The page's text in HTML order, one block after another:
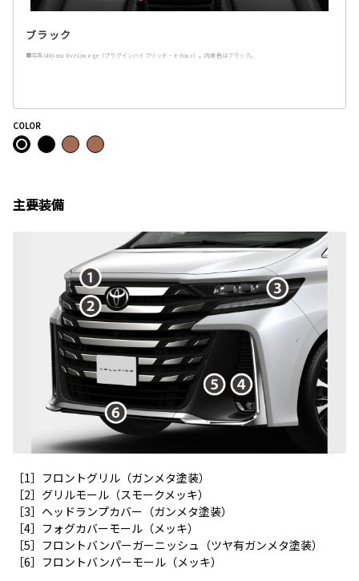
ブラック
■写真はExecutive Lounge（プラグインハイブリッド・E-Four）。内装色はブラック。
COLOR
主要装備
［1］フロントグリル（ガンメタ塗装）
［2］グリルモール（スモークメッキ）
［3］ヘッドランプカバー（ガンメタ塗装）
［4］フォグカバーモール（メッキ）
［5］フロントバンパーガーニッシュ（ツヤ有ガンメタ塗装）
［6］フロントバンパーモール（メッキ）